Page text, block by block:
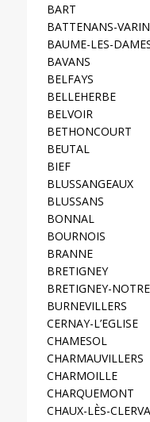
BART
BATTENANS-VARIN
BAUME-LES-
BAVANS
BELFAYS
BELLEHERBE
BELVOIR
BETHONCOURT
BEUTAL
BIEF
BLUSSANGEAUX
BLUSSANS
BONNAL
BOURNOIS
BRANNE
BRETIGNEY
BRETIGNEY-
BURNEVILLERS
CERNAY-L’EGLISE
CHAMESOL
CHARMAUVILLERS
CHARMOILLE
CHARQUEMONT
CHAUX-LÈS-